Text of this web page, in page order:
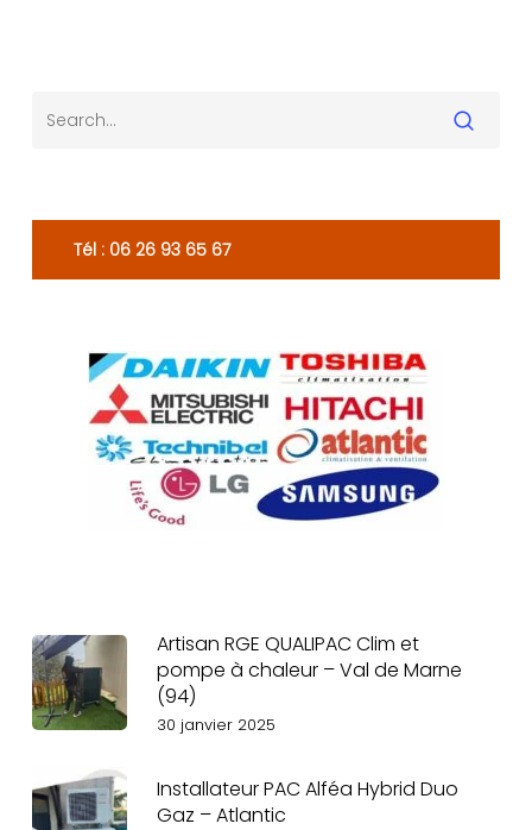
Tél : 06 26 93 65 67
Artisan RGE QUALIPAC Clim et
pompe à chaleur – Val de Marne
(94)
30 janvier 2025
Installateur PAC Alféa Hybrid Duo
Gaz – Atlantic